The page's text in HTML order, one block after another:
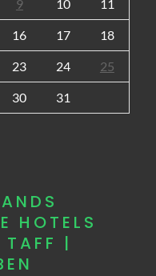
9 10 11
16 17 18
23 24 25
30 31
HOTELS
|